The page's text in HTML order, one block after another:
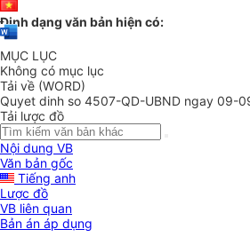
Định dạng văn bản hiện có:
MỤC LỤC
Không có mục lục
Tải về (WORD)
Quyet dinh so 4507-QD-UBND ngay 09-
Tải lược đồ
Nội dung VB
Văn bản gốc
Tiếng anh
Lược đồ
VB liên quan
Bản án áp dụng